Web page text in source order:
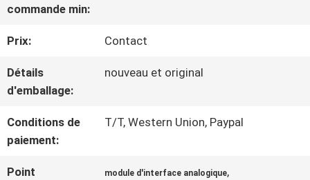
D'USINE
CONTRÔLE
DE
LA
QUALITÉ
commande min:
Prix: Contact
Détails
d'emballage:
nouveau et original
Conditions de
paiement:
T/T, Western Union, Paypal
Point
module d'interface analogique,